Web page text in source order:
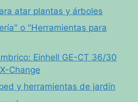
atar plantas y árboles
o "Herramientas para
Einhell GE-CT 36/30
Change
y herramientas de jardín